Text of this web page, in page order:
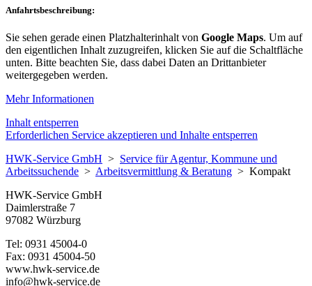
Anfahrtsbeschreibung:
Sie sehen gerade einen Platzhalterinhalt von Google Maps. Um auf
den eigentlichen Inhalt zuzugreifen, klicken Sie auf die Schaltfläche
unten. Bitte beachten Sie, dass dabei Daten an Drittanbieter
weitergegeben werden.
Mehr Informationen
Inhalt entsperren
Erforderlichen Service akzeptieren und Inhalte entsperren
HWK-Service GmbH > Service für Agentur, Kommune und
Arbeitssuchende > Arbeitsvermittlung & Beratung > Kompakt
HWK-Service GmbH
Daimlerstraße 7
97082 Würzburg
Tel: 0931 45004-0
Fax: 0931 45004-50
www.hwk-service.de
info@hwk-service.de